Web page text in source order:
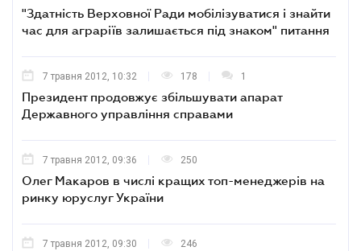
"Здатність Верховної Ради мобілізуватися і знайти
час для аграріїв залишається під знаком" питання
7 травня 2012, 10:32 178 1
Президент продовжує збільшувати апарат
Державного управління справами
7 травня 2012, 09:36 250
Олег Макаров в числі кращих топ-менеджерів на
ринку юруслуг України
7 травня 2012, 09:30 246